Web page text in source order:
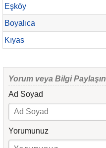
Eşköy
Boyalıca
Kıyas
Yorum veya Bilgi Paylaşın
Ad Soyad
Yorumunuz